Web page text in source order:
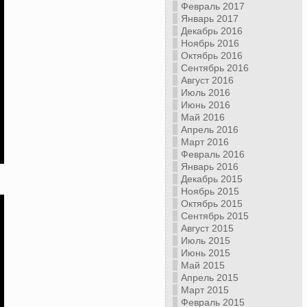
Февраль 2017
Январь 2017
Декабрь 2016
Ноябрь 2016
Октябрь 2016
Сентябрь 2016
Август 2016
Июль 2016
Июнь 2016
Май 2016
Апрель 2016
Март 2016
Февраль 2016
Январь 2016
Декабрь 2015
Ноябрь 2015
Октябрь 2015
Сентябрь 2015
Август 2015
Июль 2015
Июнь 2015
Май 2015
Апрель 2015
Март 2015
Февраль 2015